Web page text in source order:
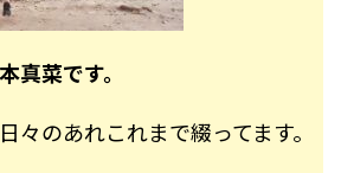
真菜です。
々のあれこれまで綴ってます。